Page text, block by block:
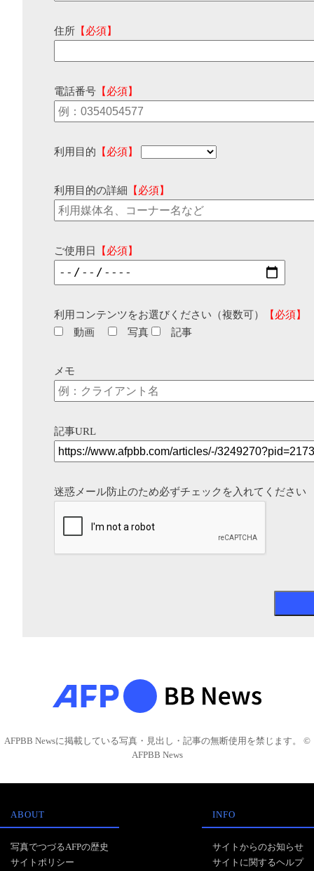
住所 【必須】
電話番号 【必須】
利用目的 【必須】
利用目的の詳細 【必須】
ご使用日 【必須】
利用コンテンツをお選びください（複数可）
【必須】
動画
写真 記事
メモ
記事URL
迷惑メール防止のため必ずチェックを入れてください
AFPBB Newsに掲載している写真・見出し・記事の無断使用を禁じます。 ©
AFPBB News
ABOUT
写真でつづるAFPの歴史
サイトポリシー
INFO
サイトからのお知らせ
サイトに関するヘルプ